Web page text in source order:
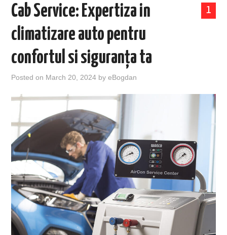
1
Cab Service: Expertiza in
climatizare auto pentru
confortul si siguranța ta
Posted on March 20, 2024 byeBogdan